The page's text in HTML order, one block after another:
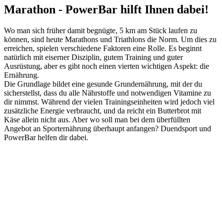
Marathon - PowerBar hilft Ihnen dabei!
Wo man sich früher damit begnügte, 5 km am Stück laufen zu
können, sind heute Marathons und Triathlons die Norm. Um dies zu
erreichen, spielen verschiedene Faktoren eine Rolle. Es beginnt
natürlich mit eiserner Disziplin, gutem Training und guter
Ausrüstung, aber es gibt noch einen vierten wichtigen Aspekt: die
Ernährung.
Die Grundlage bildet eine gesunde Grundernährung, mit der du
sicherstellst, dass du alle Nährstoffe und notwendigen Vitamine zu
dir nimmst. Während der vielen Trainingseinheiten wird jedoch viel
zusätzliche Energie verbraucht, und da reicht ein Butterbrot mit
Käse allein nicht aus. Aber wo soll man bei dem überfüllten
Angebot an Sporternährung überhaupt anfangen? Duendsport und
PowerBar helfen dir dabei.